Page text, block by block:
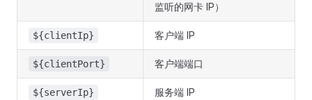
监听的网卡 IP）
${clientIp} 客户端 IP
${clientPort} 客户端端口
${serverIp} 服务端 IP